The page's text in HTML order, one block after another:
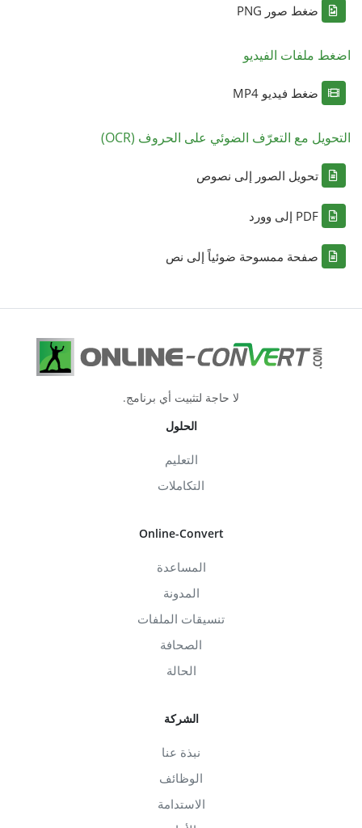
ضغط صور PNG
اضغط ملفات الفيديو
ضغط فيديو MP4
التحويل مع التعرّف الضوئي على الحروف (OCR)
تحويل الصور إلى نصوص
PDF إلى وورد
صفحة ممسوحة ضوئياً إلى نص
لا حاجة لتثبيت أي برنامج.
الحلول
التعليم
التكاملات
Online-Convert
المساعدة
المدونة
تنسيقات الملفات
الصحافة
الحالة
الشركة
نبذة عنا
الوظائف
الاستدامة